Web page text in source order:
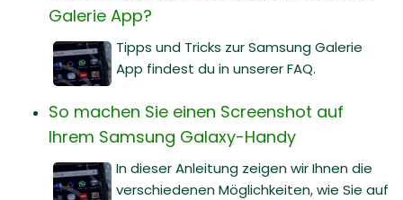
Galerie App?
Tipps und Tricks zur Samsung Galerie
App findest du in unserer FAQ.
So machen Sie einen Screenshot auf
Ihrem Samsung Galaxy-Handy
In dieser Anleitung zeigen wir Ihnen die
verschiedenen Möglichkeiten, wie Sie auf